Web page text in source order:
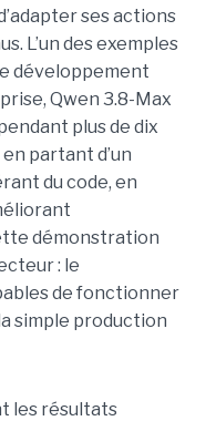
ses actions
L’un des exemples
développement
Qwen 3.8-Max
plus de dix
partant d’un
du code, en
démonstration
: le
de fonctionner
simple production
les résultats